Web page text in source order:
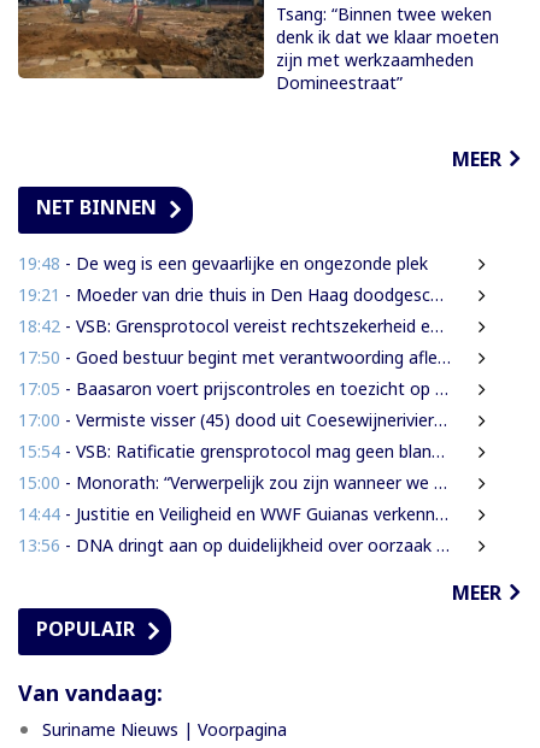
Tsang: “Binnen twee weken
denk ik dat we klaar moeten
zijn met werkzaamheden
Domineestraat”
MEER
NET BINNEN
19:48 - De weg is een gevaarlijke en ongezonde plek
19:21 - Moeder van drie thuis in Den Haag doodgeschoten; verdachte ex-partner opgepakt na vluchten
18:42 - VSB: Grensprotocol vereist rechtszekerheid en harde waarborgen
17:50 - Goed bestuur begint met verantwoording afleggen
17:05 - Baasaron voert prijscontroles en toezicht op voedselveiligheid op
17:00 - Vermiste visser (45) dood uit Coesewijnerivier gehaald
15:54 - VSB: Ratificatie grensprotocol mag geen blanco cheque zijn
15:00 - Monorath: “Verwerpelijk zou zijn wanneer we de dingen zouden bedekken met de mantel der liefde”
14:44 - Justitie en Veiligheid en WWF Guianas verkennen verdere samenwerking
13:56 - DNA dringt aan op duidelijkheid over oorzaak massale vissterfte
MEER
POPULAIR
Van vandaag:
Suriname Nieuws | Voorpagina